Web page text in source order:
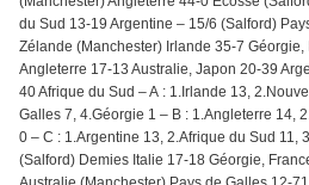
du Sud 13-19 Argentine – 15/6 (Salford)
Zélande (Manchester) Irlande 35-7
Angleterre 17-13 Australie, Japon 20-39
40 Afrique du Sud – A : 1.Irlande 13,
Galles 7, 4.Géorgie 1 – B : 1.Angleterre 14, 2
0 – C : 1. Argentine 13, 2. Afrique du Sud 11,
(Salford) Demies Italie 17-18 Géorgie,